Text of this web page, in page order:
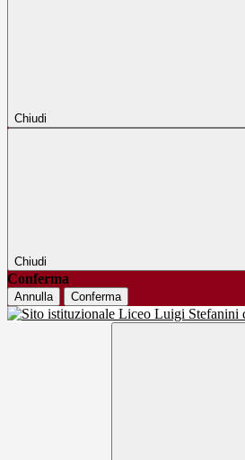
Chiudi
Chiudi
Conferma
Annulla Conferma